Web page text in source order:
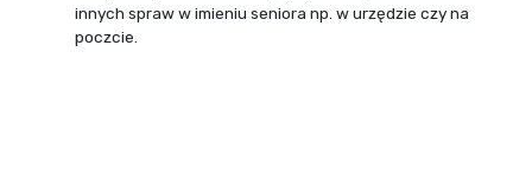
innych spraw w imieniu seniora np. w urzędzie czy na
poczcie.